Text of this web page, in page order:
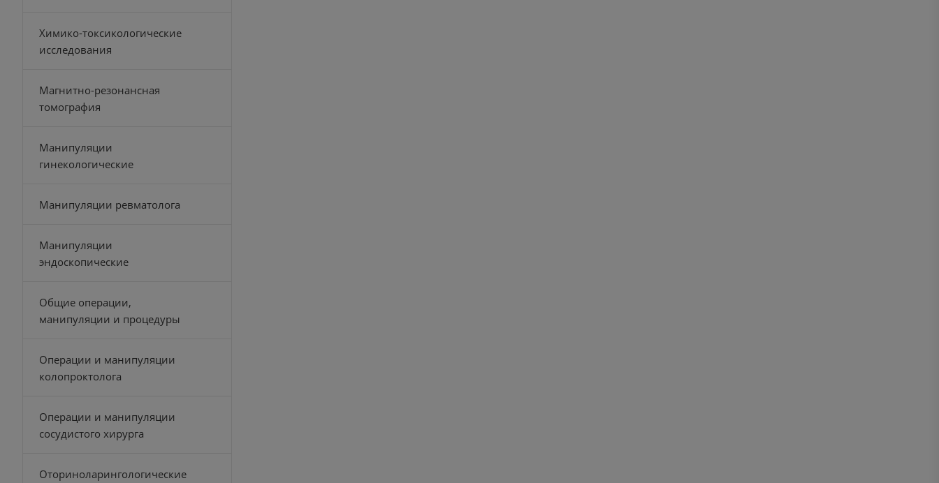
Химико-токсикологические
исследования
Магнитно-резонансная
томография
Манипуляции
гинекологические
Манипуляции ревматолога
Манипуляции
эндоскопические
Общие операции,
манипуляции и процедуры
Операции и манипуляции
колопроктолога
Операции и манипуляции
сосудистого хирурга
Оториноларингологические